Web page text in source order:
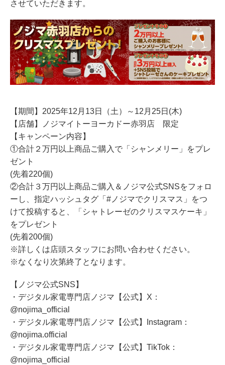
させていただきます。
【期間】2025年12月13日（土）～12月25日(木)
【店舗】ノジマイトーヨーカドー赤羽店 限定
【キャンペーン内容】
①合計２万円以上商品ご購入で「シャンメリー」をプレ
ゼント
(先着220個)
②合計３万円以上商品ご購入＆ノジマ公式SNSをフォロ
ーし、指定ハッシュタグ「#ノジマでクリスマス」をつ
けて投稿すると、「シャトレーゼのクリスマスケーキ」
をプレゼント
(先着200個)
※詳しくは店頭スタッフにお問い合わせください。
※なくなり次第終了となります。
【ノジマ公式SNS】
・デジタル家電専門店ノジマ【公式】X：
@nojima_official
・デジタル家電専門店ノジマ【公式】Instagram：
@nojima.official
・デジタル家電専門店ノジマ【公式】TikTok：
@nojima_official